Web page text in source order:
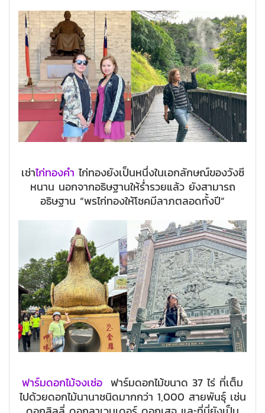
เช่าไก่ทองคำ ไก่ทองยังเป็นหนึ่งในเอกลักษณ์ของวังซี
หนาน นอกจากอธิษฐานให้ร่ำรวยแล้ว ยังสามารถ
อธิษฐาน “พรไก่ทองให้โชคมีลาภตลอดทั้งปี”
ฟาร์มดอกไม้จงเซ่อ ฟาร์มดอกไม้ขนาด 37 ไร่ ที่เต็ม
ไปด้วยดอกไม้นานาชนิดมากกว่า 1,000 สายพันธุ์ เช่น